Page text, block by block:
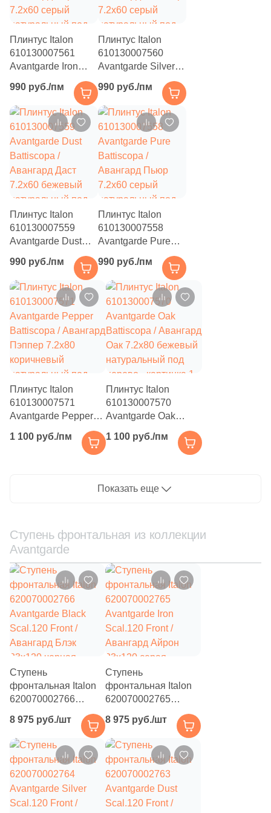
Kerama Marazzi (2192)
Keramin (215)
Keramo Rosso (19
Keratile (199
Kerlife (Керлайф) ( 33)
Keros Ceramica (
Kerranova (
Kevis (11)
LASSELSBERGER CERAMICS (221)
11)
La Fabbrica (19)
La Faenza (560)
La Fenice (57)
La Platera (85
Laminam (398
Laminam Russia (118
LandDecor (41
Leonardo (301
Leopard (11)
Living Ceramics (
Lotus (1)
Love Ceramic Tiles ( 40)
MEI (8)
Maimoon Ceramica ( 372
Mainzu ( 149)
Majorca Tiffany (
Marble Mosaic (
Плинтус Italon
610130007561
Avantgarde Iron
Авангард Айрон
7.2x60 серый
натуральный под
бетон
990 руб./пм
Плинтус Italon
610130007560
Avantgarde Silver
Авангард Сильвер
7.2x60 серый
натуральный под
бетон
990 руб./пм
Плинтус Italon
610130007559
Avantgarde Dust
Авангард Даст
7.2x60 бежевый
натуральный под
бетон
990 руб./пм
Плинтус Italon
610130007558
Avantgarde Pure
Авангард Пьюр
7.2x60 серый
натуральный под
бетон
990 руб./пм
Плинтус Italon
610130007571
Avantgarde Pepper
Battiscopa / Авангард
Пэппер 7.2x80
1 100 руб./пм
Плинтус Italon
610130007570
Avantgarde Oak
Battiscopa / Авангард
Оак 7.2x80 бежевый
натуральный под
1 100 руб./пм
Показать еще
Ступень фронтальная из коллекции
Avantgarde
Ступень
фронтальная Italon
620070002766
Scal.120 Front /
Авангард Блэк
33x120 черная
натуральная под
бетон
8 975 руб./шт
Ступень
фронтальная Italon
620070002765
Scal.120 Front /
Авангард Айрон
33x120 серая
натуральная под
бетон
8 975 руб./шт